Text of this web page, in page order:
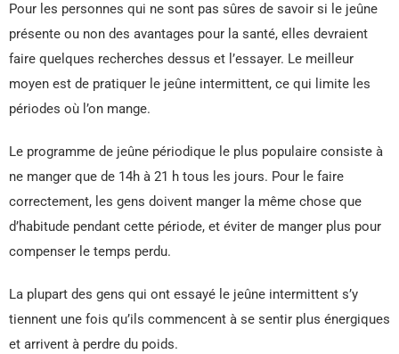
Pour les personnes qui ne sont pas sûres de savoir si le jeûne
présente ou non des avantages pour la santé, elles devraient
faire quelques recherches dessus et l’essayer. Le meilleur
moyen est de pratiquer le jeûne intermittent, ce qui limite les
périodes où l’on mange.
Le programme de jeûne périodique le plus populaire consiste à
ne manger que de 14h à 21 h tous les jours. Pour le faire
correctement, les gens doivent manger la même chose que
d’habitude pendant cette période, et éviter de manger plus pour
compenser le temps perdu.
La plupart des gens qui ont essayé le jeûne intermittent s’y
tiennent une fois qu’ils commencent à se sentir plus énergiques
et arrivent à perdre du poids.